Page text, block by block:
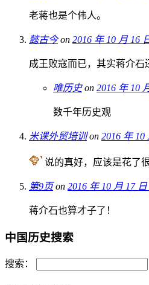
老蒋也是个伟人。
懿古今on 2016 年 10 月 16
成王败寇而已，其实蒋介石
唯历史on 2016 年 10
数千年历史观
米课外贸培训on 2016 年 10
说的真好，应该是花了
第9页on 2016 年 10 月 17
蒋介石也算才子了！
中国历史搜索
搜索：